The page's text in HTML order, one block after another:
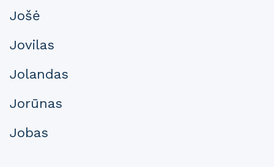
Jošė
Jovilas
Jolandas
Jorūnas
Jobas